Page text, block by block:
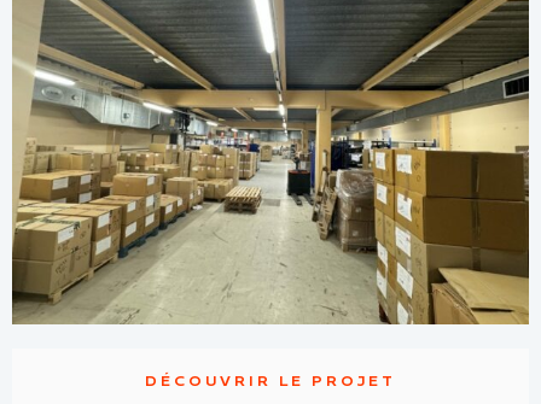
DÉCOUVRIR LE PROJET